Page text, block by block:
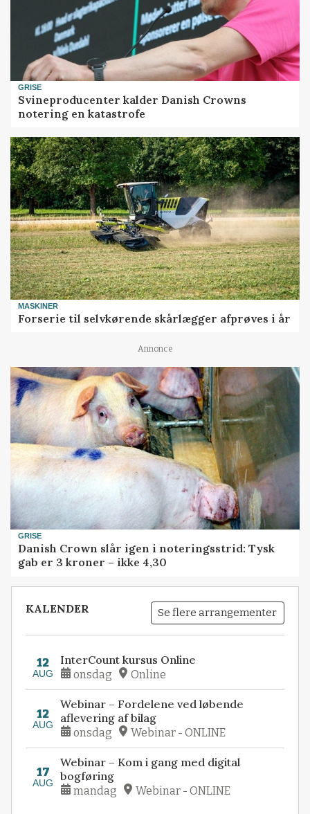
GRISE
Svineproducenter kalder Danish Crowns
notering en katastrofe
MASKINER
Forserie til selvkørende skårlægger afprøves i år
Annonce
GRISE
Danish Crown slår igen i noteringsstrid: Tysk
gab er 3 kroner – ikke 4,30
KALENDER Se flere arrangementer
12
AUG
InterCount kursus Online
onsdag Online
12
AUG
Webinar – Fordelene ved løbende
aflevering af bilag
onsdag Webinar - ONLINE
17
AUG
Webinar – Kom i gang med digital
bogføring
mandag Webinar - ONLINE